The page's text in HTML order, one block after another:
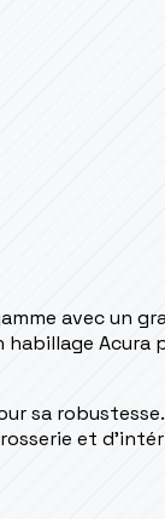
avec un
Acura
sa
et